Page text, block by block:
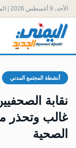
الأحد، 9 أغسطس 2026 | الموافق ٢٤ صفر ١٤٤٨ هـ
أنشطة المجتمع المدني
نقابة
غالب وتحذر
الصحية